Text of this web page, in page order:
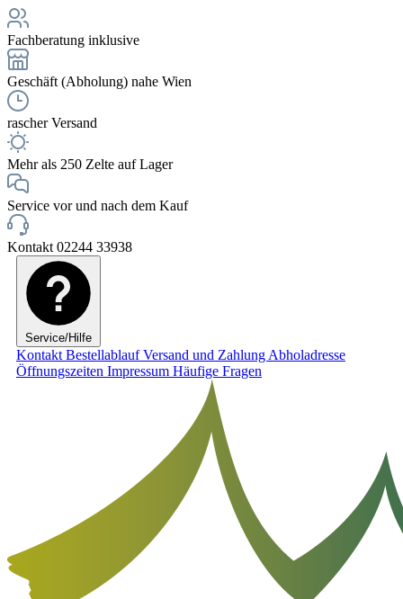
Fachberatung inklusive
Geschäft (Abholung) nahe Wien
rascher Versand
Mehr als 250 Zelte auf Lager
Service vor und nach dem Kauf
Kontakt 02244 33938
Service/Hilfe
Kontakt BestellablaufVersand und Zahlung Abholadresse
Öffnungszeiten Impressum Häufige Fragen